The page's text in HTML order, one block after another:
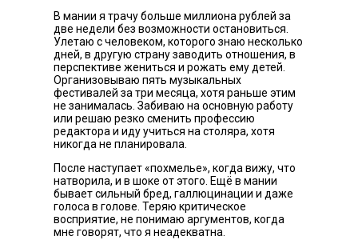
В мании я трачу больше миллиона рублей за
две недели без возможности остановиться.
Улетаю с человеком, которого знаю несколько
дней, в другую страну заводить отношения, в
перспективе жениться и рожать ему детей.
Организовываю пять музыкальных
фестивалей за три месяца, хотя раньше этим
не занималась. Забиваю на основную работу
или решаю резко сменить профессию
редактора и иду учиться на столяра, хотя
никогда не планировала.
После наступает «похмелье», когда вижу, что
натворила, и в шоке от этого. Ещё в мании
бывает сильный бред, галлюцинации и даже
голоса в голове. Теряю критическое
восприятие, не понимаю аргументов, когда
мне говорят, что я неадекватна.